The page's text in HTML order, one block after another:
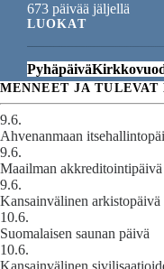
673 päivää jäljellä
LUOKAT
Pyhäpäivä
MENNEET JA
9.6.
Ahvenanmaan
9.6.
Maailman akkreditointipäivä
9.6.
Kansainvälinen arkistopäivä
10.6.
Suomalaisen saunan päivä
10.6.